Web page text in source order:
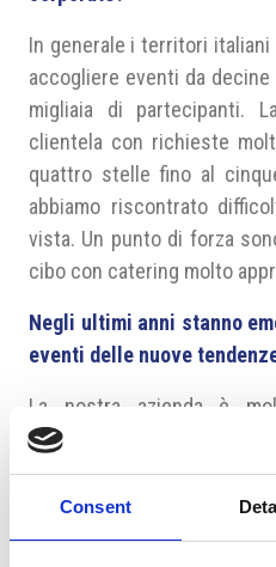
Consent
In generale i territori
accogliere eventi da
migliaia di partecipanti.
clientela con richieste
quattro stelle fino al
abbiamo riscontrato
vista. Un punto di forza
cibo con catering molto
Negli ultimi anni stanno
eventi delle nuove
La nostra azienda è
sostenibilità e inclusività.
politica antispreco per il
molto importanti anche per